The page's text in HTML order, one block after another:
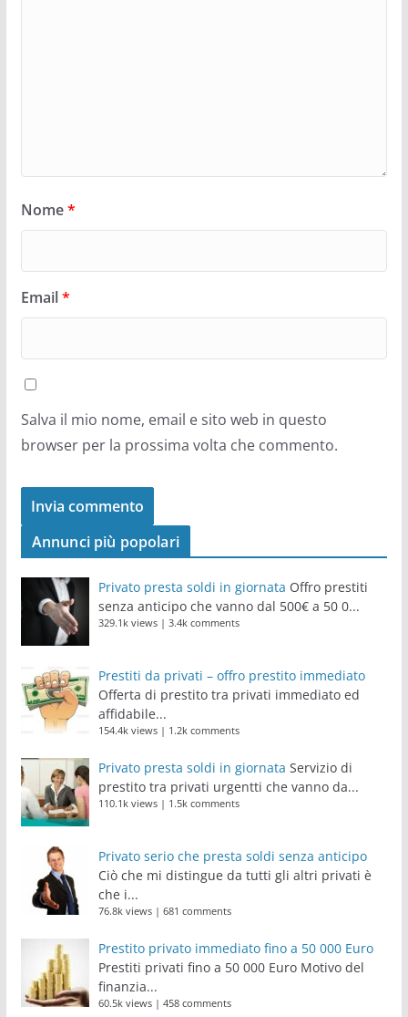
Nome*
Email*
Salva il mio nome, email e sito web in questo
browser per la prossima volta che commento.
Annunci più popolari
Privato presta soldi in giornata Offro prestiti
senza anticipo che vanno dal 500€ a 50 0...
329.1k views| 3.4k comments
Prestiti da privati – offro prestito immediato
Offerta di prestito tra privati immediato ed
affidabile...
154.4k views| 1.2k comments
Privato presta soldi in giornata Servizio di
prestito tra privati urgentti che vanno da...
110.1k views| 1.5k comments
Privato serio che presta soldi senza anticipo
Ciò che mi distingue da tutti gli altri privati è
che i...
76.8k views| 681 comments
Prestito privato immediato fino a 50 000 Euro
Prestiti privati fino a 50 000 Euro Motivo del
finanzia...
60.5k views| 458 comments